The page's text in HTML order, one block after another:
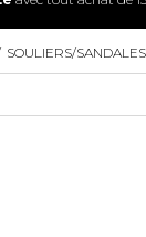
SOULIERS/SANDALES